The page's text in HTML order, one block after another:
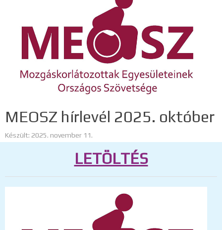
MEOSZ hírlevél 2025. október
Készült: 2025. november 11.
LETÖLTÉS